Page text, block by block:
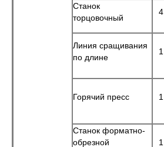
Станок
торцовочный
4
Линия сращивания
по длине
1
Горячий пресс 1
Станок форматно-
обрезной
1